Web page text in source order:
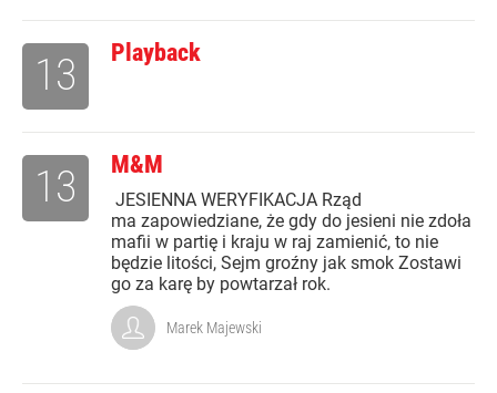
Playback
13
M&M
JESIENNA WERYFIKACJA Rząd
ma zapowiedziane, że gdy do jesieni nie zdoła
mafii w partię i kraju w raj zamienić, to nie
będzie litości, Sejm groźny jak smok Zostawi
go za karę by powtarzał rok.
13
Marek Majewski